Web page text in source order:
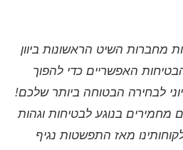
לשמירה על הבריאות
הצוות שלנו
היונית שלכם לבלתי
מחברות השיט הראשונות ביוון
האפשריים כדי להפוך
לבחירה הבטוחה ביותר שלכם!
בנוגע לבטיחות וגהות
מאז התפשטות נגיף